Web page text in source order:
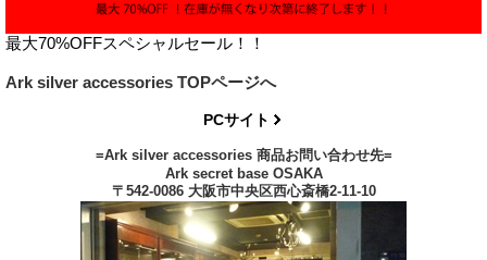
最大70%OFFスペシャルセール！！
Ark silver accessories TOPページへ
PCサイト
=Ark silver accessories 商品お問い合わせ先=
Ark secret base OSAKA
〒542-0086 大阪市中央区西心斎橋2-11-10